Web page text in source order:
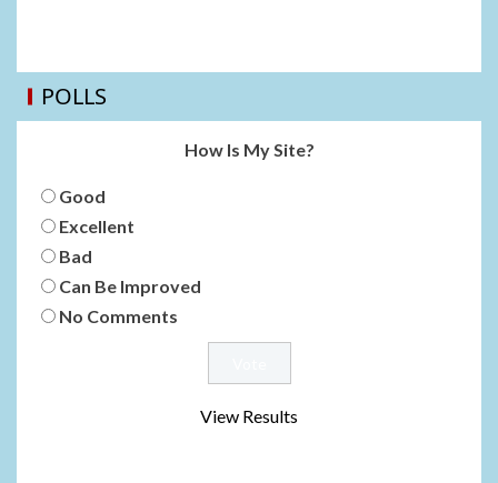
POLLS
How Is My Site?
Good
Excellent
Bad
Can Be Improved
No Comments
View Results